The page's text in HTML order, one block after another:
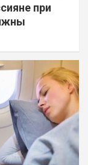
при